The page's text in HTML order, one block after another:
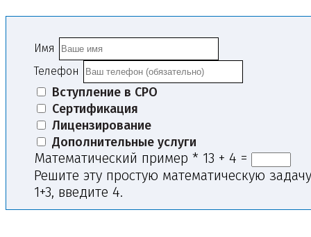
Имя
Телефон
Вступление в СРО
Сертификация
Лицензирование
Дополнительные услуги
Математический пример * 13 + 4 =
Решите эту простую математическую
1+3, введите 4.